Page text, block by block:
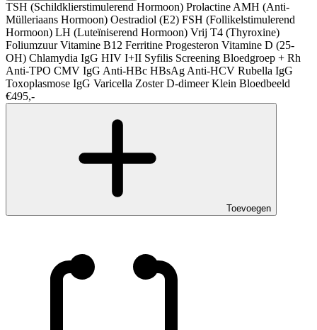
TSH (Schildklierstimulerend Hormoon) Prolactine AMH (Anti-
Mülleriaans Hormoon) Oestradiol (E2) FSH (Follikelstimulerend
Hormoon) LH (Luteïniserend Hormoon) Vrij T4 (Thyroxine)
FoliumzuurVitamine B12 Ferritine Progesteron Vitamine D (25-
OH) Chlamydia IgG HIV I+II Syfilis Screening Bloedgroep + Rh
Anti-TPO CMV IgG Anti-HBc HBsAg Anti-HCV Rubella IgG
Toxoplasmose IgG Varicella ZosterD-dimeerKlein Bloedbeeld
€495,-
Toevoegen